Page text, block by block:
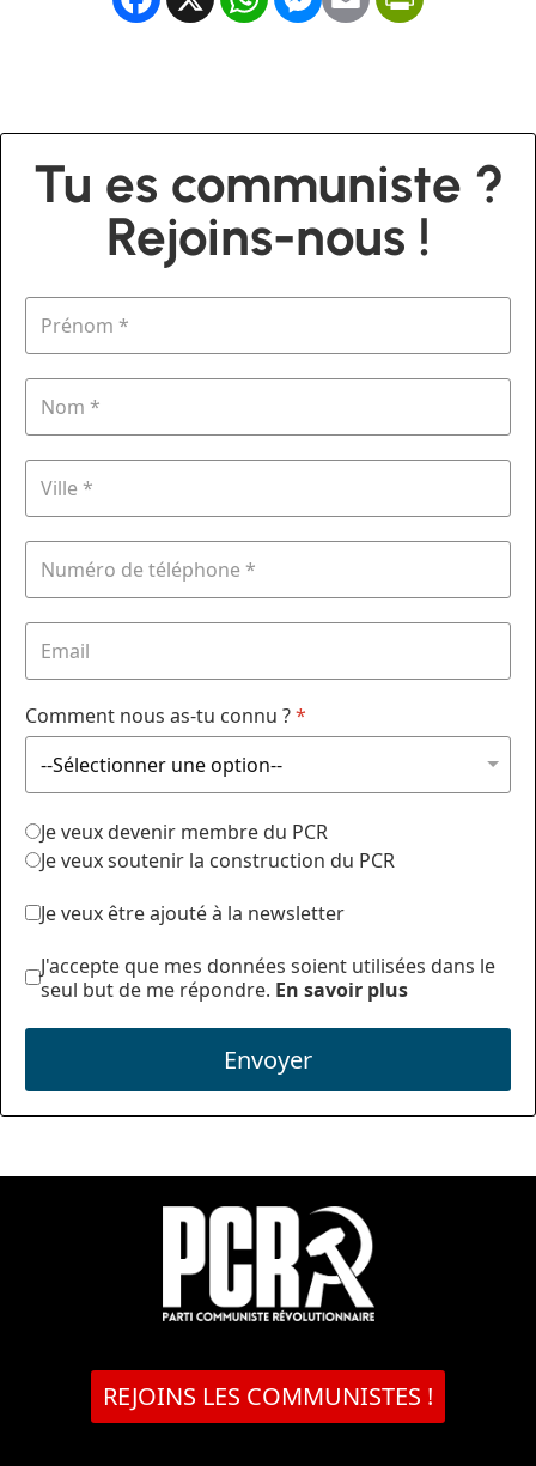
Tu es communiste ?
Rejoins-nous !
Comment nous as-tu connu ?*
Je veux devenir membre du PCR
Je veux soutenir la construction du PCR
Je veux être ajouté à la newsletter
J'accepte que mes données soient utilisées dans le
seul but de me répondre. En savoir plus
Envoyer
REJOINS LES COMMUNISTES !